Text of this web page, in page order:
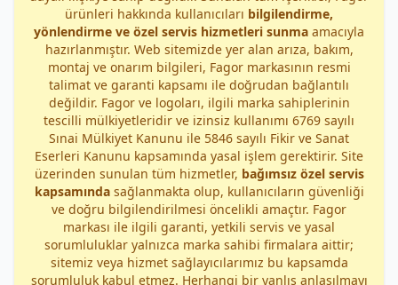
ürünleri hakkında kullanıcıları bilgilendirme,
yönlendirme ve özel servis hizmetleri sunma amacıyla
hazırlanmıştır. Web sitemizde yer alan arıza, bakım,
montaj ve onarım bilgileri, Fagor markasının resmi
talimat ve garanti kapsamı ile doğrudan bağlantılı
değildir. Fagor ve logoları, ilgili marka sahiplerinin
tescilli mülkiyetleridir ve izinsiz kullanımı 6769 sayılı
Sınai Mülkiyet Kanunu ile 5846 sayılı Fikir ve Sanat
Eserleri Kanunu kapsamında yasal işlem gerektirir. Site
üzerinden sunulan tüm hizmetler, bağımsız özel servis
kapsamındasağlanmakta olup, kullanıcıların güvenliği
ve doğru bilgilendirilmesi öncelikli amaçtır. Fagor
markası ile ilgili garanti, yetkili servis ve yasal
sorumluluklar yalnızca marka sahibi firmalara aittir;
sitemiz veya hizmet sağlayıcılarımız bu kapsamda
sorumluluk kabul etmez. Herhangi bir yanlış anlaşılmayı